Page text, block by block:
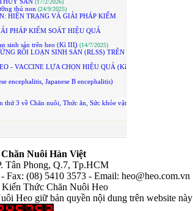
(17/2/2026)
thú non (24/9/2025)
HIỆN TRẠNG VÀ GIẢI PHÁP KIỂM
PHÁP KIỂM SOÁT HIỆU QUẢ
sinh sản trên heo (Kì III) (14/7/2025)
RỐI LOẠN SINH SẢN (RLSS) TRÊN
- VACCINE LỰA CHỌN HIỆU QUẢ (Kì
Japanese B encephalitis)
thứ 3 về Chăn nuôi, Thức ăn, Sức khỏe vật
Nuôi Hàn Việt
Tân Phong, Q.7, Tp.HCM
Fax: (08) 5410 3573 - Email: heo@heo.com.vn
Thức Chăn Nuôi Heo
Heo giữ bản quyền nội dung trên website này